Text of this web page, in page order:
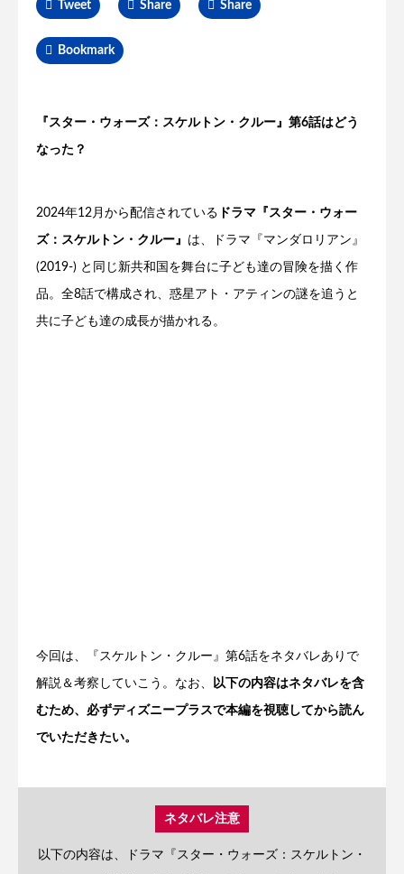
Tweet Share Share
Bookmark
『スター・ウォーズ：スケルトン・クルー』第6話はどう
なった？
2024年12月から配信されている ドラマ『スター・ウォー
ズ：スケルトン・クルー』 は、ドラマ『マンダロリアン』
(2019-) と同じ新共和国を舞台に子ども達の冒険を描く作
品。全8話で構成され、惑星アト・アティンの謎を追うと
共に子ども達の成長が描かれる。
今回は、『スケルトン・クルー』第6話をネタバレありで
解説＆考察していこう。なお、 以下の内容はネタバレを含
むため、必ずディズニープラスで本編を視聴してから読ん
でいただきたい。
ネタバレ注意
以下の内容は、ドラマ『スター・ウォーズ：スケルトン・